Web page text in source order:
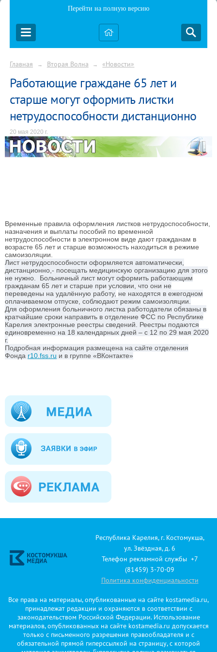
Перейти на полную версию
Главная → Вторая Волна → «Новости»
Работающие граждане 65 лет и
старше могут оформить листки
нетрудоспособности дистанционно
20 мая 2020 г.
Временные правила оформления листков нетрудоспособности,
назначения и выплаты пособий по временной
нетрудоспособности в электронном виде дают гражданам в
возрасте 65 лет и старше возможность находиться в режиме
самоизоляции.
Лист нетрудоспособности оформляется автоматически,
дистанционно,- посещать медицинскую организацию для этого
не нужно. Больничный лист могут оформить работающим
гражданам 65 лет и старше при условии, что они не
переведены на удалённую работу, не находятся в ежегодном
оплачиваемом отпуске, соблюдают режим самоизоляции.
Для оформления больничного листка работодатели обязаны в
кратчайшие сроки направить в отделение ФСС по Республике
Карелия электронные реестры сведений. Реестры подаются
единовременно на 18 календарных дней – с 12 по 29 мая 2020
г.
Подробная информация размещена на сайте отделения
Фонда r10.fss.ru и в группе «ВКонтакте»
Республика Карелия, г. Костомукша,
ул. Звёздная, д. 6
Телефон рекламной службы +7
(81459) 3-70-09
Политика конфиденциальности
Все права на материалы, опубликованные на сайте kostamedia.ru,
принадлежат редакции и охраняются в соответствии с
законодательством Российской Федерации. Использование
материалов, опубликованных на сайте kostamedia.ru допускается
только с письменного разрешения правообладателя и с
обязательной прямой гиперссылкой на страницу, с которой